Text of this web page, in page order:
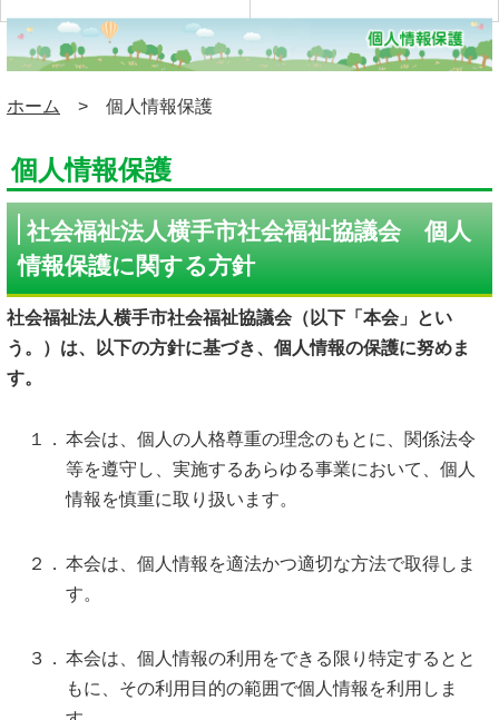
ホーム > 個人情報保護
個人情報保護
社会福祉法人横手市社会福祉協議会 個人
情報保護に関する方針
社会福祉法人横手市社会福祉協議会（以下「本会」とい
う。）は、以下の方針に基づき、個人情報の保護に努めま
す。
１． 本会は、個人の人格尊重の理念のもとに、関係法令
等を遵守し、実施するあらゆる事業において、個人
情報を慎重に取り扱います。
２． 本会は、個人情報を適法かつ適切な方法で取得しま
す。
３． 本会は、個人情報の利用をできる限り特定するとと
もに、その利用目的の範囲で個人情報を利用しま